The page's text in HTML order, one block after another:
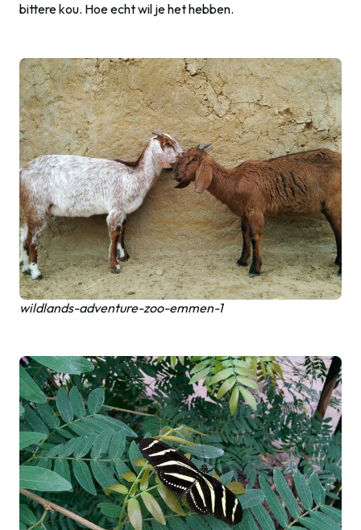
bittere kou. Hoe echt wil je het hebben.
wildlands-adventure-zoo-emmen-1